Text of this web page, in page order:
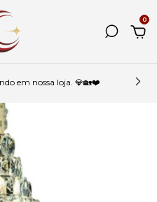
0
em nossa loja. 💎🏡❤️